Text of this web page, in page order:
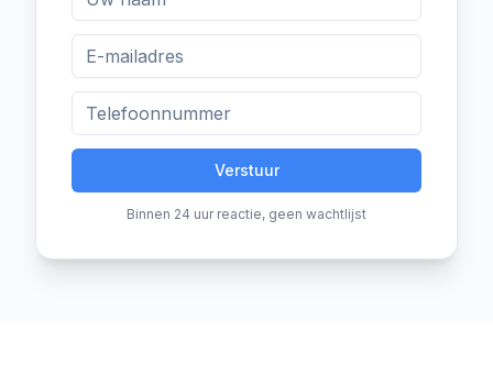
Verstuur
Binnen 24 uur reactie, geen wachtlijst